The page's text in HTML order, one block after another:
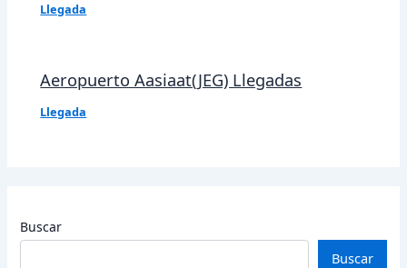
Llegada
Aeropuerto Aasiaat(JEG) Llegadas
Llegada
Buscar
Buscar